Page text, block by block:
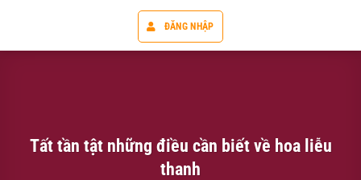
ĐĂNG NHẬP
Tất tần tật những điều cần biết về hoa liễu
thanh